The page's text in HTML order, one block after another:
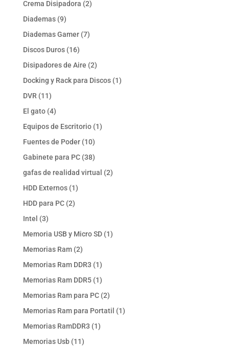
Crema Disipadora 22
Diademas 99
productos
Diademas Gamer 77
Discos Duros 1616
productos
Disipadores de Aire 22
productos
Docking y Rack para Discos 11
DVR 1111
productos
El gato 44
productos
Equipos de Escritorio 11
Fuentes de Poder 1010
productos
Gabinete para PC 3838
productos
gafas de realidad virtual 22
HDD Externos 11
HDD para PC 22
Intel 33
productos
Memoria USB y Micro SD 11
Memorias Ram 22
productos
Memorias Ram DDR3 11
producto
Memorias Ram DDR5 11
producto
Memorias Ram para PC 22
productos
Memorias Ram para Portatil 11
Memorias RamDDR3 11
Memorias Usb 1111